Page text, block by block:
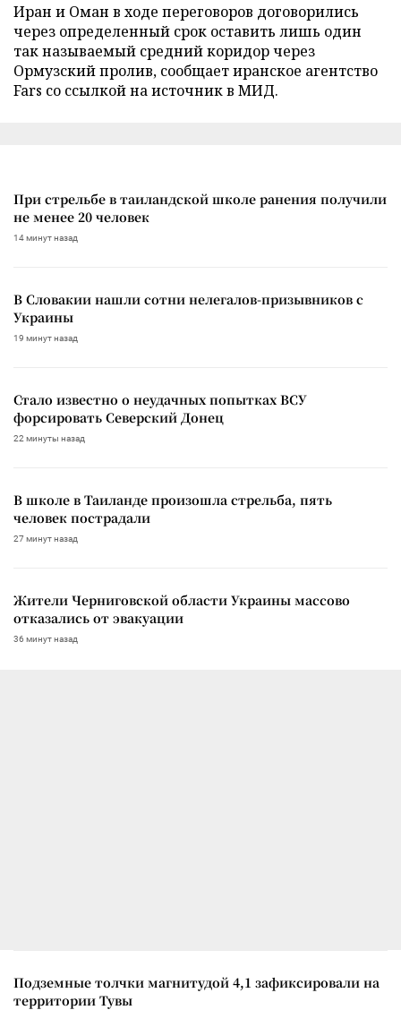
Иран и Оман в ходе переговоров договорились
через определенный срок оставить лишь один
так называемый средний коридор через
Ормузский пролив, сообщает иранское агентство
Fars со ссылкой на источник в МИД.
При стрельбе в таиландской школе ранения получили
не менее 20 человек
14 минут назад
В Словакии нашли сотни нелегалов-призывников с
Украины
19 минут назад
Стало известно о неудачных попытках ВСУ
форсировать Северский Донец
22 минуты назад
В школе в Таиланде произошла стрельба, пять
человек пострадали
27 минут назад
Жители Черниговской области Украины массово
отказались от эвакуации
36 минут назад
Подземные толчки магнитудой 4,1 зафиксировали на
территории Тувы